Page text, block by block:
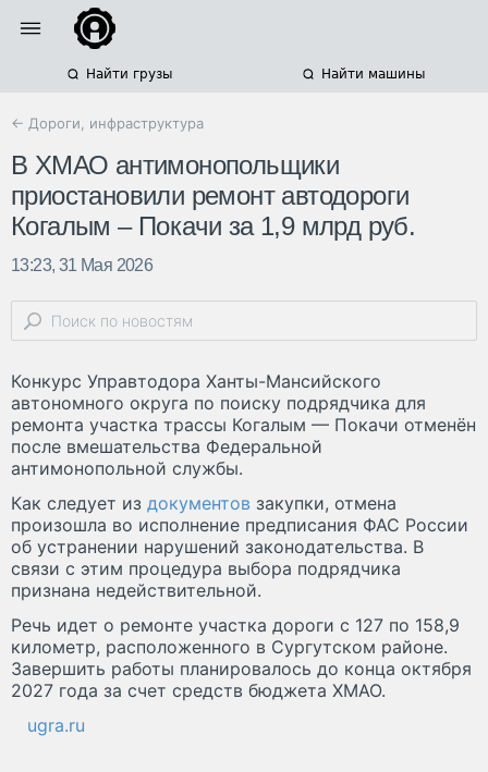
Найти грузы Найти машины
← Дороги, инфраструктура
В ХМАО антимонопольщики
приостановили ремонт автодороги
Когалым – Покачи за 1,9 млрд руб.
13:23, 31 Мая 2026
Конкурс Управтодора Ханты-Мансийского
автономного округа по поиску подрядчика для
ремонта участка трассы Когалым — Покачи отменён
после вмешательства Федеральной
антимонопольной службы.
Как следует из документов закупки, отмена
произошла во исполнение предписания ФАС России
об устранении нарушений законодательства. В
связи с этим процедура выбора подрядчика
признана недействительной.
Речь идет о ремонте участка дороги с 127 по 158,9
километр, расположенного в Сургутском районе.
Завершить работы планировалось до конца октября
2027 года за счет средств бюджета ХМАО.
ugra.ru